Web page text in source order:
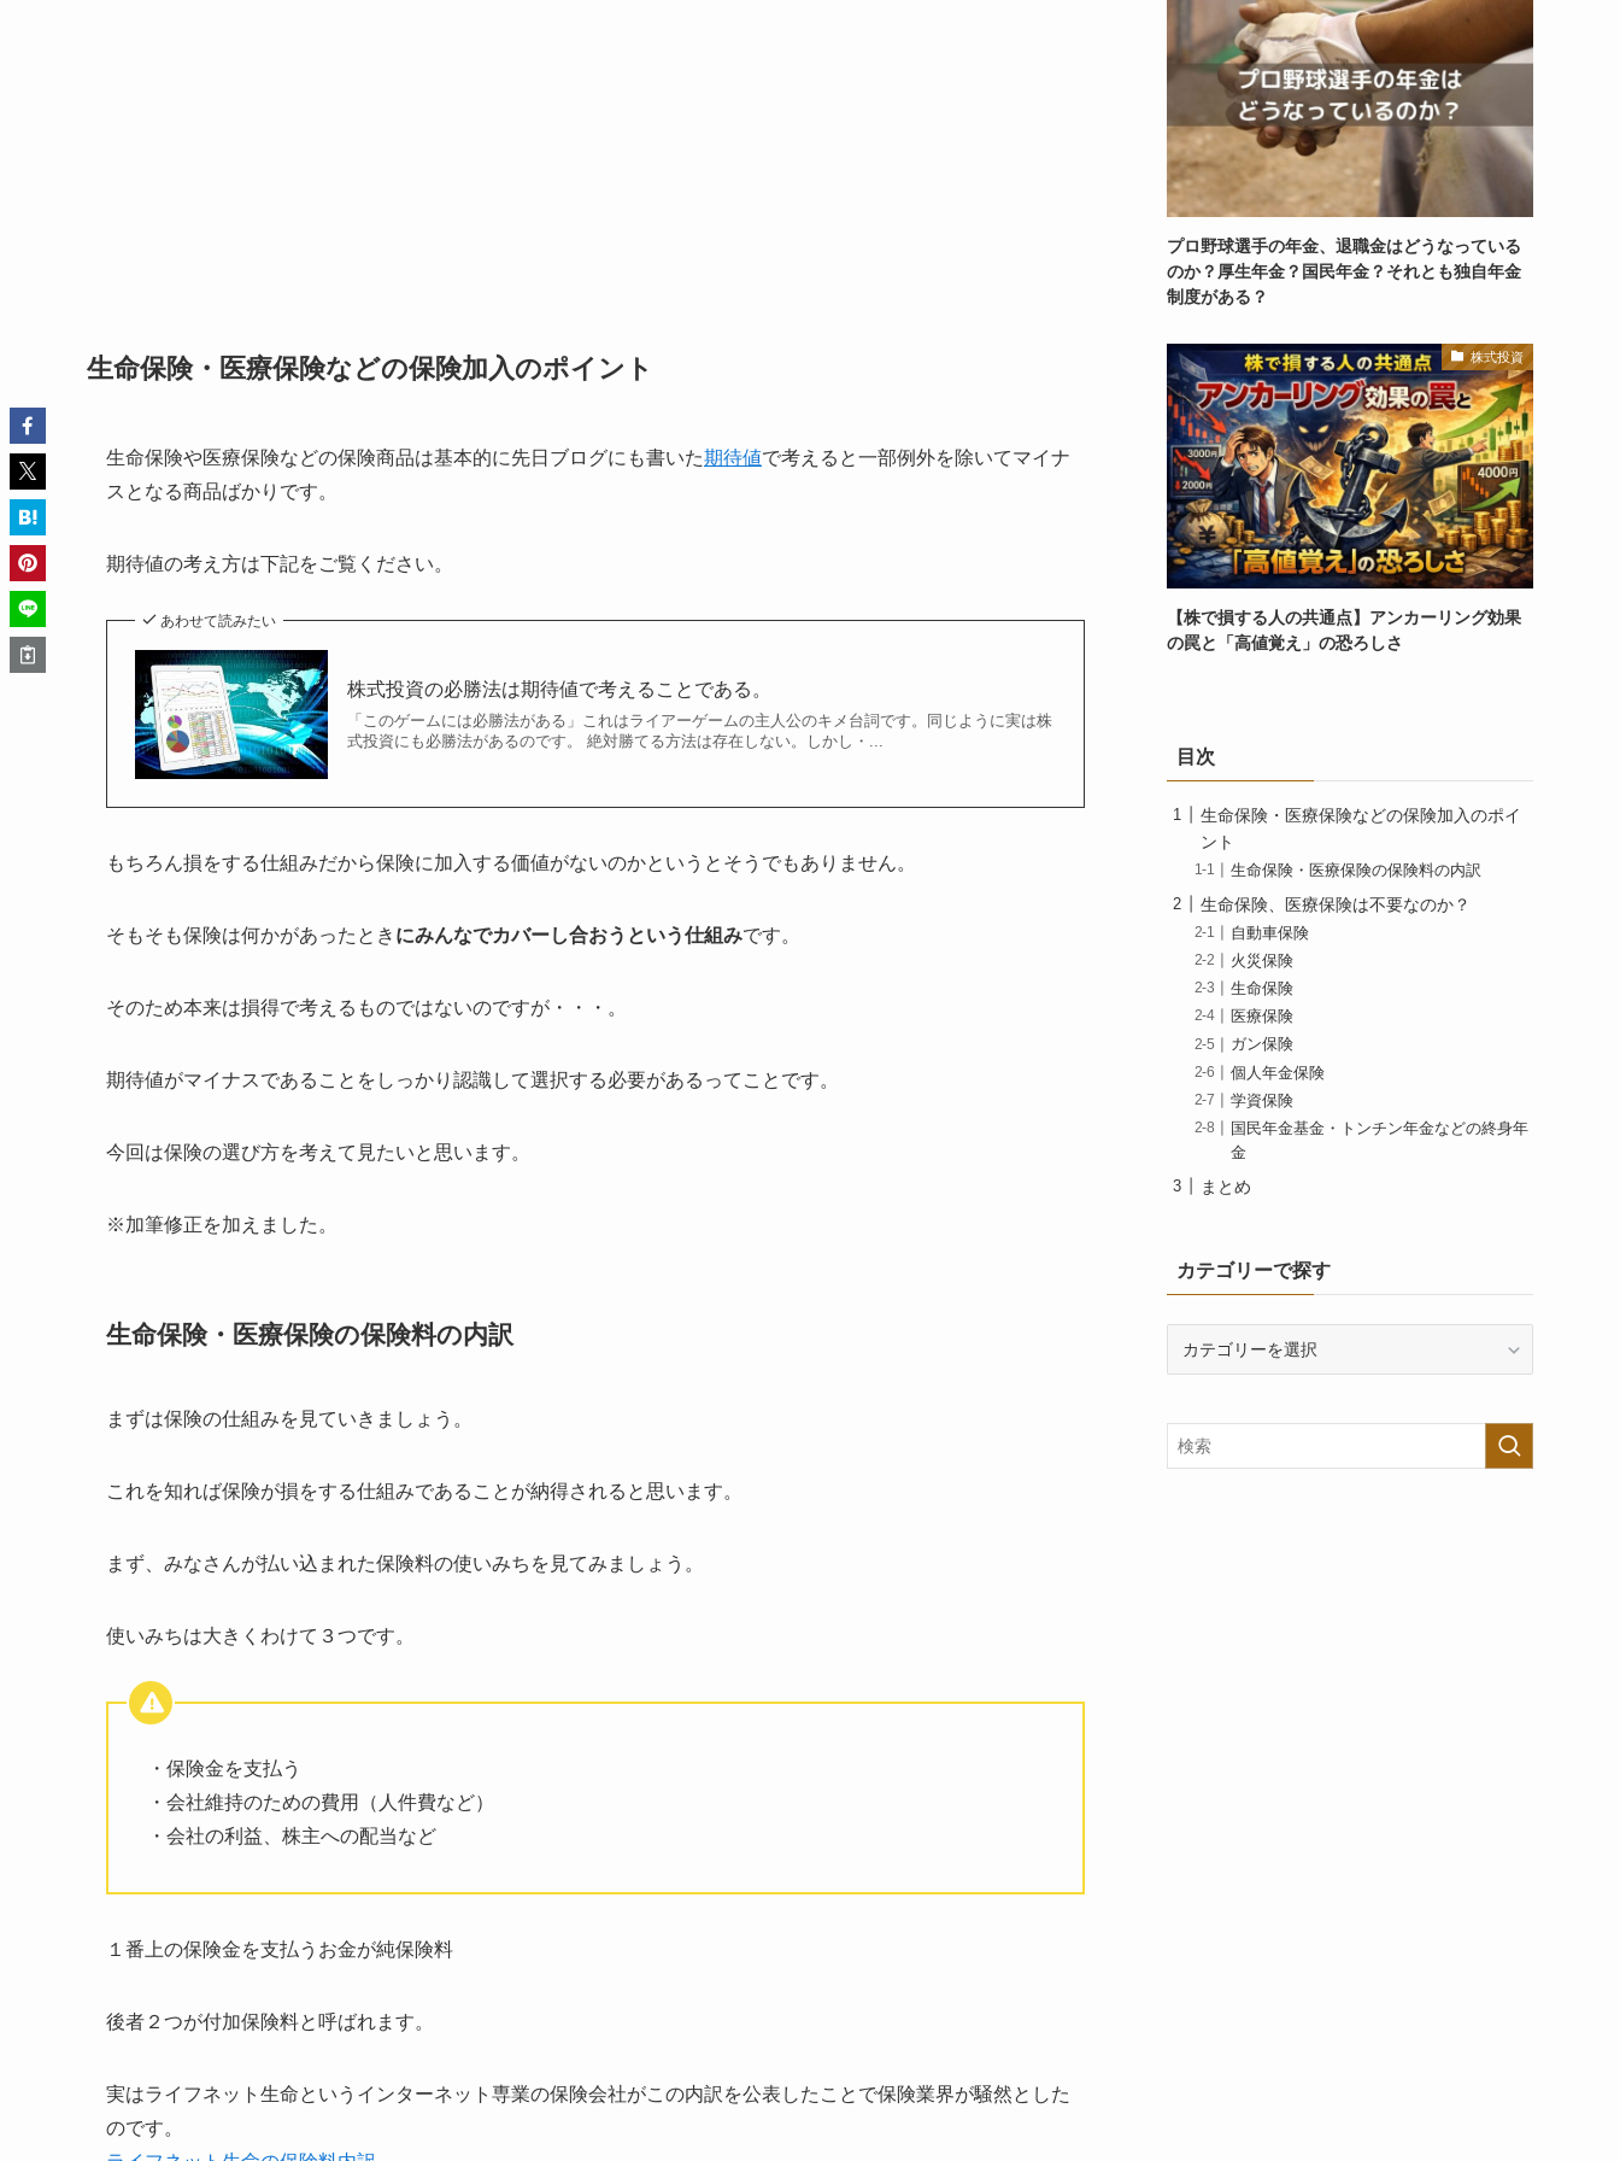
生命保険・医療保険などの保険加入のポイント
生命保険や医療保険などの保険商品は基本的に先日ブログにも書いた期待値で考えると一部例外を除いてマイナ
スとなる商品ばかりです。
期待値の考え方は下記をご覧ください。
あわせて読みたい
株式投資の必勝法は期待値で考えることである。
「このゲームには必勝法がある」これはライアーゲームの主人公のキメ台詞です。同じように実は株
式投資にも必勝法があるのです。 絶対勝てる方法は存在しない。しかし・...
もちろん損をする仕組みだから保険に加入する価値がないのかというとそうでもありません。
そもそも保険は何かがあったとき にみんなでカバーし合おうという仕組みです。
そのため本来は損得で考えるものではないのですが・・・。
期待値がマイナスであることをしっかり認識して選択する必要があるってことです。
今回は保険の選び方を考えて見たいと思います。
※加筆修正を加えました。
生命保険・医療保険の保険料の内訳
まずは保険の仕組みを見ていきましょう。
これを知れば保険が損をする仕組みであることが納得されると思います。
まず、みなさんが払い込まれた保険料の使いみちを見てみましょう。
使いみちは大きくわけて３つです。
・保険金を支払う
・会社維持のための費用（人件費など）
・会社の利益、株主への配当など
１番上の保険金を支払うお金が純保険料
後者２つが付加保険料と呼ばれます。
実はライフネット生命というインターネット専業の保険会社がこの内訳を公表したことで保険業界が騒然とした
のです。
プロ野球選手の年金、退職金はどうなっている
のか？厚生年金？国民年金？それとも独自年金
制度がある？
株式投資
【株で損する人の共通点】アンカーリング効果
の罠と「高値覚え」の恐ろしさ
目次
生命保険・医療保険などの保険加入のポイ
ント
生命保険・医療保険の保険料の内訳
生命保険、医療保険は不要なのか？
自動車保険
火災保険
生命保険
医療保険
ガン保険
個人年金保険
学資保険
国民年金基金・トンチン年金などの終身年
金
まとめ
カテゴリーで探す
ー
で